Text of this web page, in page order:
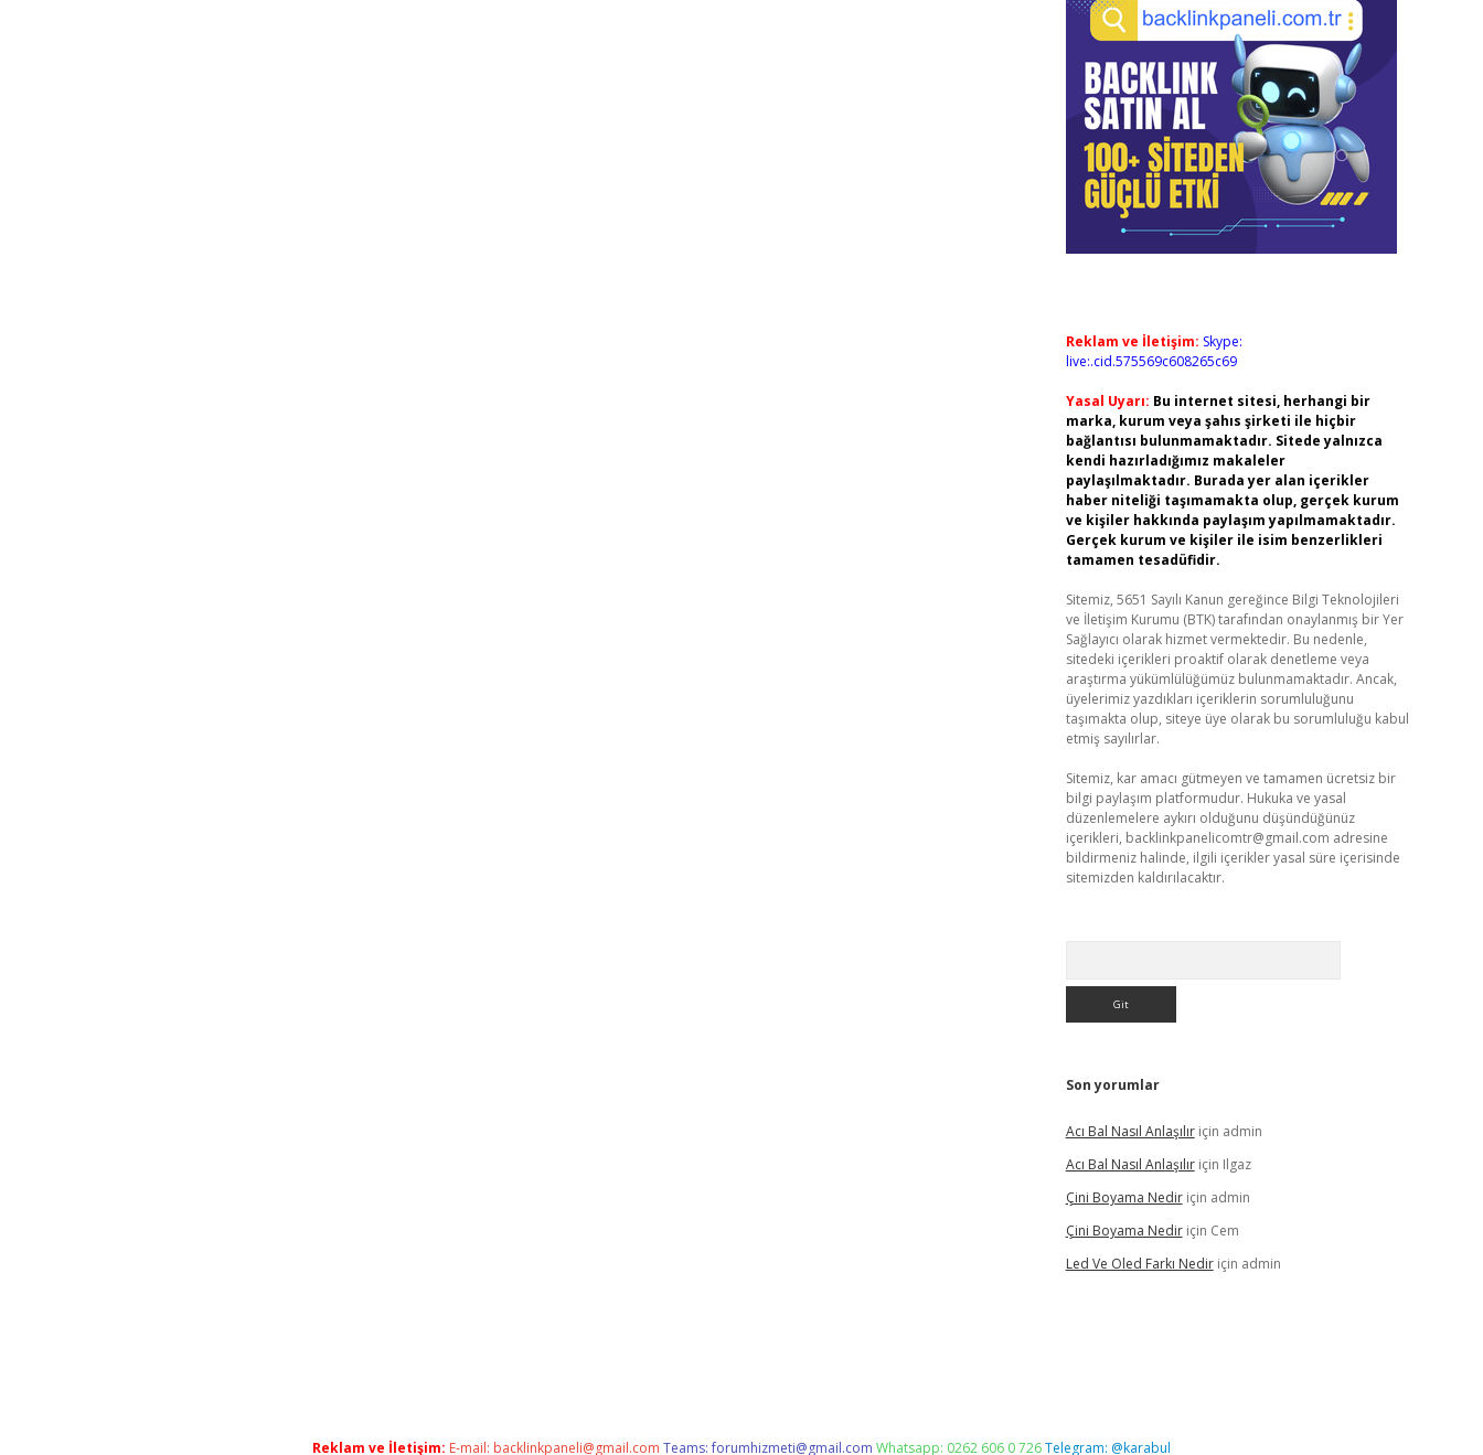
Reklam ve İletişim: Skype:
live:.cid.575569c608265c69
Yasal Uyarı: Bu internet sitesi, herhangi bir
marka, kurum veya şahıs şirketi ile hiçbir
bağlantısı bulunmamaktadır. Sitede yalnızca
kendi hazırladığımız makaleler
paylaşılmaktadır. Burada yer alan içerikler
haber niteliği taşımamakta olup, gerçek kurum
ve kişiler hakkında paylaşım yapılmamaktadır.
Gerçek kurum ve kişiler ile isim benzerlikleri
tamamen tesadüfidir.
Sitemiz, 5651 Sayılı Kanun gereğince Bilgi Teknolojileri
ve İletişim Kurumu (BTK) tarafından onaylanmış bir Yer
Sağlayıcı olarak hizmet vermektedir. Bu nedenle,
sitedeki içerikleri proaktif olarak denetleme veya
araştırma yükümlülüğümüz bulunmamaktadır. Ancak,
üyelerimiz yazdıkları içeriklerin sorumluluğunu
taşımakta olup, siteye üye olarak bu sorumluluğu kabul
etmiş sayılırlar.
Sitemiz, kar amacı gütmeyen ve tamamen ücretsiz bir
bilgi paylaşım platformudur. Hukuka ve yasal
düzenlemelere aykırı olduğunu düşündüğünüz
içerikleri, backlinkpanelicomtr@gmail.com adresine
bildirmeniz halinde, ilgili içerikler yasal süre içerisinde
sitemizden kaldırılacaktır.
Son yorumlar
Acı Bal Nasıl Anlaşılıriçin admin
Acı Bal Nasıl Anlaşılıriçin Ilgaz
Çini Boyama Nediriçin admin
Çini Boyama Nediriçin Cem
Led Ve Oled Farkı Nediriçin admin
Reklam ve İletişim: E-mail: backlinkpaneli@gmail.com Teams:forumhizmeti@gmail.com Whatsapp: 0262 606 0 726Telegram: @karabul